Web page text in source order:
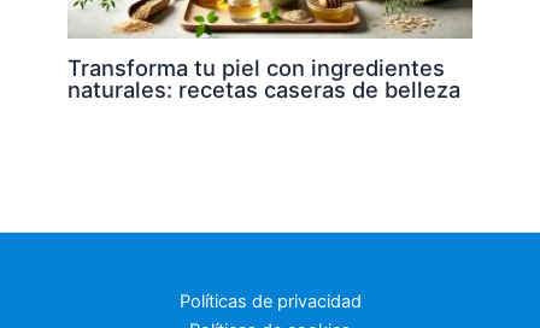
Transforma tu piel con ingredientes
naturales: recetas caseras de belleza
Políticas de privacidad